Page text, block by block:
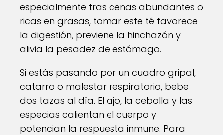
especialmente tras cenas abundantes o
ricas en grasas, tomar este té favorece
la digestión, previene la hinchazón y
alivia la pesadez de estómago.
Si estás pasando por un cuadro gripal,
catarro o malestar respiratorio, bebe
dos tazas al día. El ajo, la cebolla y las
especias calientan el cuerpo y
potencian la respuesta inmune. Para